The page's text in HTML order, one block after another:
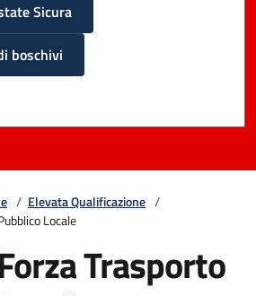
Sicura
boschivi
/ Elevata Qualificazione /
Locale
Trasporto